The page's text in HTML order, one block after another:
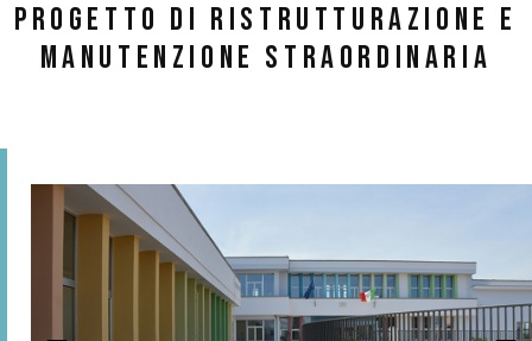
Progetto di ristrutturazione e
manutenzione straordinaria